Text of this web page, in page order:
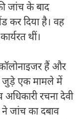
जांच के बाद
कर दिया है। वह
थीं।
हैं और
जुड़े एक मामले में
रचना देवी
ने जांच का दबाव